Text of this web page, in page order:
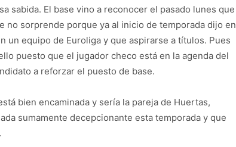
sabida. El base vino a reconocer el pasado lunes que
no sorprende porque ya al inicio de temporada dijo en
un equipo de Euroliga y que aspirarse a títulos. Pues
puesto que el jugador checo está en la agenda del
a reforzar el puesto de base.
bien encaminada y sería la pareja de Huertas,
sumamente decepcionante esta temporada y que